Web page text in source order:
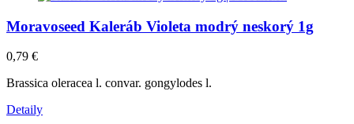
Moravoseed Kaleráb Violeta modrý neskorý 1g
0,79 €
Brassica oleracea l. convar. gongylodes l.
Detaily